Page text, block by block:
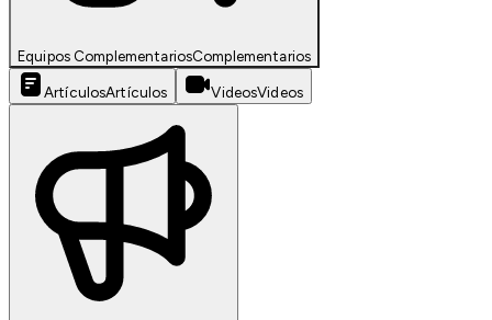
Equipos ComplementariosComplementarios
ArtículosArtículos VideosVideos